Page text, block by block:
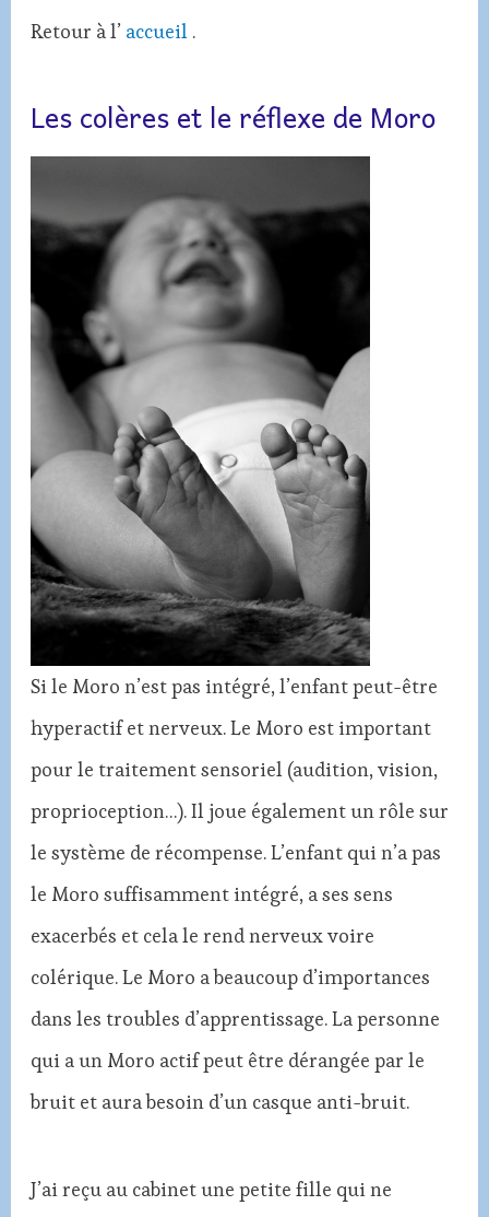
Retour à l’ accueil .
Les colères et le réflexe de Moro
Si le Moro n’est pas intégré, l’enfant peut-être
hyperactif et nerveux. Le Moro est important
pour le traitement sensoriel (audition, vision,
proprioception…). Il joue également un rôle sur
le système de récompense. L’enfant qui n’a pas
le Moro suffisamment intégré, a ses sens
exacerbés et cela le rend nerveux voire
colérique. Le Moro a beaucoup d’importances
dans les troubles d’apprentissage. La personne
qui a un Moro actif peut être dérangée par le
bruit et aura besoin d’un casque anti-bruit.
J’ai reçu au cabinet une petite fille qui ne